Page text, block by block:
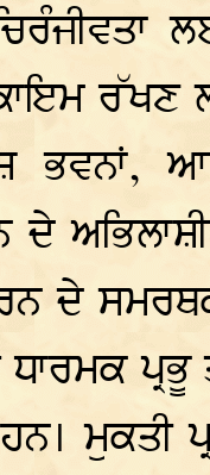
ਰੱਖਣ
ਭਵਨਾਂ,
ਦੇ
ਦੇ
ਧਾਰਮਕ
ਮੁਕਤੀ